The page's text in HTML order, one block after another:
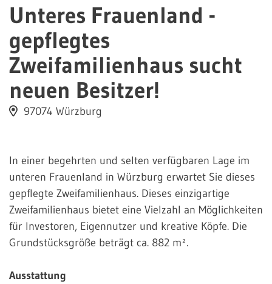
Unteres Frauenland -
gepflegtes
Zweifamilienhaus sucht
neuen Besitzer!
97074 Würzburg
In einer begehrten und selten verfügbaren Lage im
unteren Frauenland in Würzburg erwartet Sie dieses
gepflegte Zweifamilienhaus. Dieses einzigartige
Zweifamilienhaus bietet eine Vielzahl an Möglichkeiten
für Investoren, Eigennutzer und kreative Köpfe. Die
Grundstücksgröße beträgt ca. 882 m².
Ausstattung